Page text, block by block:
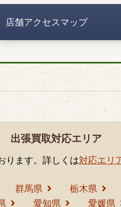
店舗アクセスマップ
出張買取対応エリア
ります。詳しくは対応エリ
群馬県 栃木県
愛知県 愛媛県